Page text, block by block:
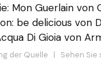
Mon Guerlain von
be delicious von
Di Gioia von
der Quelle | Sehen